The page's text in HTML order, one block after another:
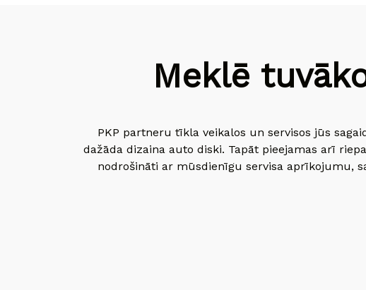
Meklē
PKP partneru tīkla veikalos un servisos jūs
dažāda dizaina auto diski. Tapāt pieejamas arī
nodrošināti ar mūsdienīgu servisa aprīkojumu,